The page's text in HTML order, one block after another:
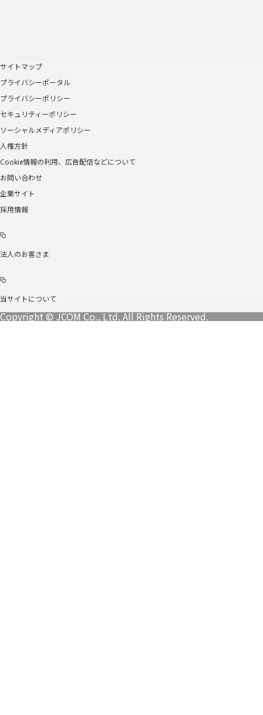
サイトマップ
プライバシーポータル
プライバシーポリシー
セキュリティーポリシー
ソーシャルメディアポリシー
人権方針
Cookie情報の利用、広告配信などについて
お問い合わせ
企業サイト
採用情報
法人のお客さま
当サイトについて
Copyright © JCOM Co., Ltd. All Rights Reserved.